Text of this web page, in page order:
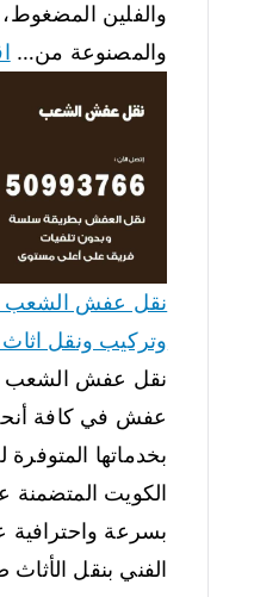
والفلين المضغوط،
والمصنوعة من…
وتركيب ونقل
نقل عفش الشعب
عفش في كافة
بخدماتها
الكويت المتضمنة
بسرعة واحترافية
الفني بنقل